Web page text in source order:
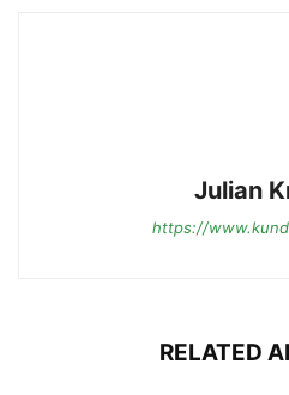
Julian
https://
RELATED